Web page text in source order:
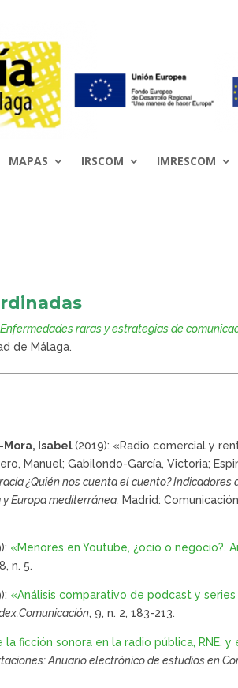
MAPAS IRSCOM IMRESCOM
raras y estrategias de
de Málaga.
Mora, Isabel(2019): «Radio comercial y
Manuel; Gabilondo-García, Victoria;
¿Quién nos cuenta el cuento? Indicadores
Europa mediterránea. Madrid:
«Menores en Youtube, ¿ocio o negocio?.
n. 5.
«Análisis comparativo de podcast y
, 9, n. 2, 183-213.
ficción sonora en la radio pública, RNE, y
Anuario electrónico de estudios en